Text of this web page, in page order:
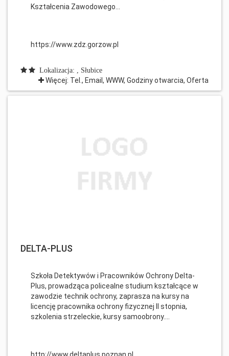
Kształcenia Zawodowego...
https://www.zdz.gorzow.pl
Lokalizacja: , Słubice
Więcej: Tel., Email, WWW, Godziny otwarcia, Oferta
DELTA-PLUS
Szkoła Detektywów i Pracowników Ochrony Delta-
Plus, prowadząca policealne studium kształcące w
zawodzie technik ochrony, zaprasza na kursy na
licencję pracownika ochrony fizycznej II stopnia,
szkolenia strzeleckie, kursy samoobrony....
http://www.deltaplus.poznan.pl